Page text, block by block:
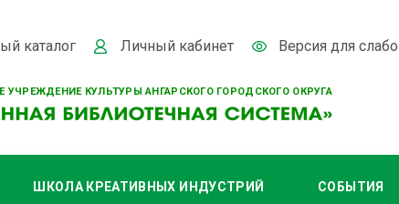
КУЛЬТУРЫ АНГАРСКОГО ГОРОДСКОГО ОКРУГА
каталог Личный кабинет Версия для
ШКОЛА КРЕАТИВНЫХ ИНДУСТРИЙ СОБЫТИЯ